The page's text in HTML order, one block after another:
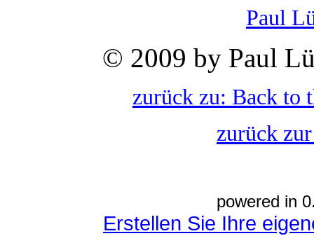
Paul
© 2009 by Paul
zurück zu: Back to
zurück
powered in
Erstellen Sie Ihre